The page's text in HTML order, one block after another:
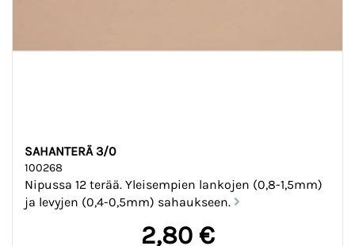
SAHANTERÄ 3/0
100268
Nipussa 12 terää. Yleisempien lankojen (0,8-1,5mm)
ja levyjen (0,4-0,5mm) sahaukseen.
2,80 €